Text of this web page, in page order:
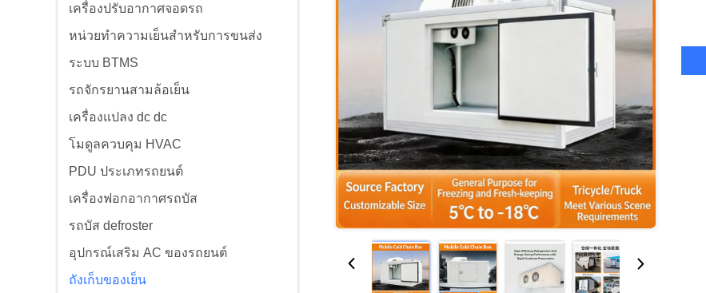
เครื่องปรับอากาศจอดรถ
หน่วยทําความเย็นสําหรับการขนส่ง
ระบบ BTMS
รถจักรยานสามล้อเย็น
เครื่องแปลง dc dc
โมดูลควบคุม HVAC
PDU ประเภทรถยนต์
เครื่องฟอกอากาศรถบัส
รถบัส defroster
อุปกรณ์เสริม AC ของรถยนต์
ถังเก็บของเย็น